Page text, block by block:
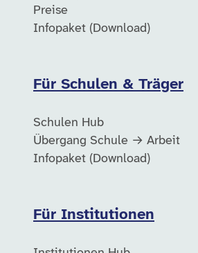
Preise
Infopaket (Download)
Für Schulen & Träger
Schulen Hub
Übergang Schule → Arbeit
Infopaket (Download)
Für Institutionen